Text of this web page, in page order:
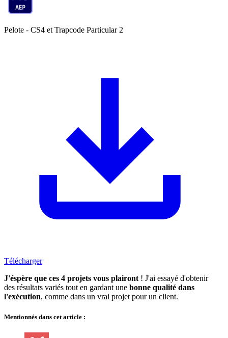
Pelote - CS4 et Trapcode Particular 2
Télécharger
J'éspère que ces 4 projets vous plairont ! J'ai essayé d'obtenir
des résultats variés tout en gardant une bonne qualité dans
l'exécution, comme dans un vrai projet pour un client.
Mentionnés dans cet article :